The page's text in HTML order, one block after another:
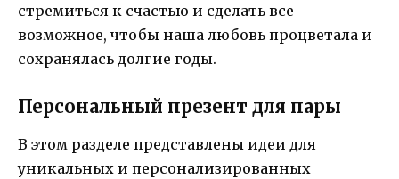
стремиться к счастью и сделать все
возможное, чтобы наша любовь процветала и
сохранялась долгие годы.
Персональный презент для пары
В этом разделе представлены идеи для
уникальных и персонализированных